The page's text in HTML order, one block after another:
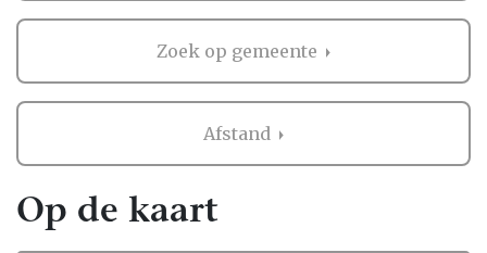
de professionals in Groningen.
Deze ervaringen zijn waardevol, omdat ze je
een eerlijk beeld geven van wat je kunt
verwachten. Als er nog geen beoordelingen
zijn, kan dat ook een kans zijn. Misschien
mogen jullie wel de eerste zijn die een review
achterlaat! Zo help je niet alleen andere
bruidsparen, maar creëer je ook een
Zoek op gemeente
Afstand
Op de kaart